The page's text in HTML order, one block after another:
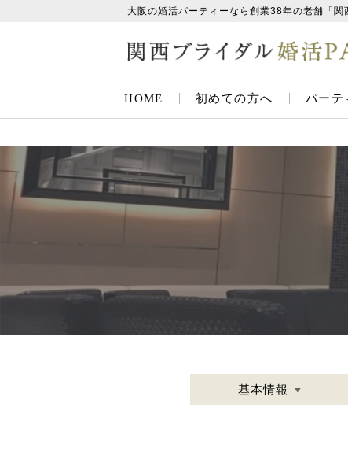
大阪の婚活パーティーなら創業38年の老舗「関
HOME 初めての方へ パーテ
基本情報